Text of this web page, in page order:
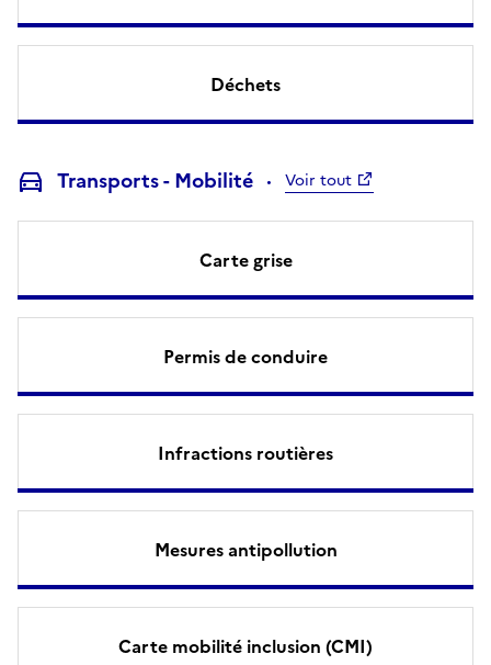
Déchets
Transports - Mobilité Voir tout
Carte grise
Permis de conduire
Infractions routières
Mesures antipollution
Carte mobilité inclusion (CMI)